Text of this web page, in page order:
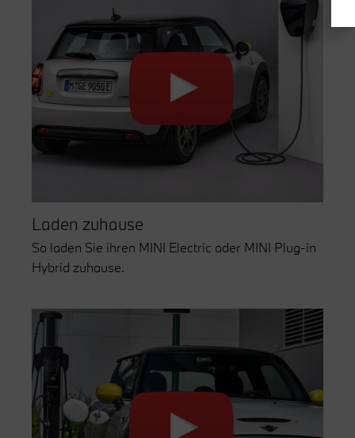
Laden zuhause
So laden Sie ihren MINI Electric oder MINI Plug-in
Hybrid zuhause.